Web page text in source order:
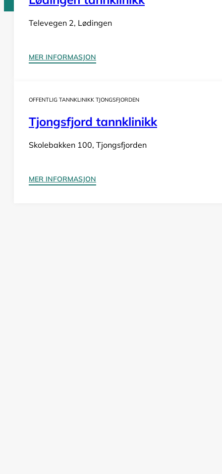
Televegen 2, Lødingen
MER INFORMASJON
OFFENTLIG TANNKLINIKK TJONGSFJORDEN
Tjongsfjord tannklinikk
Skolebakken 100, Tjongsfjorden
MER INFORMASJON
Tannlege Norge © 2026